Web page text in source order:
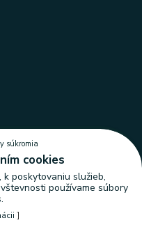
súkromia
cookies
poskytovaniu služieb,
používame súbory
]